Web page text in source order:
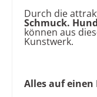
Durch die
Schmuck.
können aus
Kunstwerk.
Alles auf einen